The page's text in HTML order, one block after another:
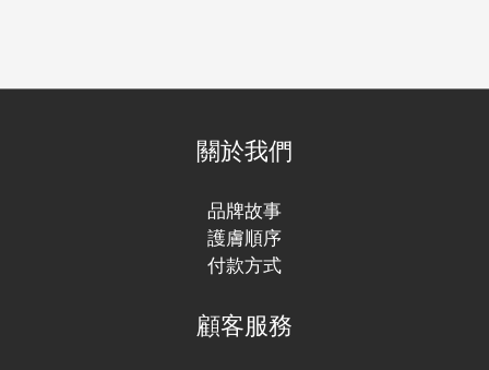
關於我們
品牌故事
護膚順序
付款方式
顧客服務